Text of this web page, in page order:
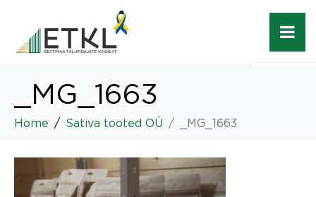
_MG_1663
Home Sativa tooted OÜ _MG_1663